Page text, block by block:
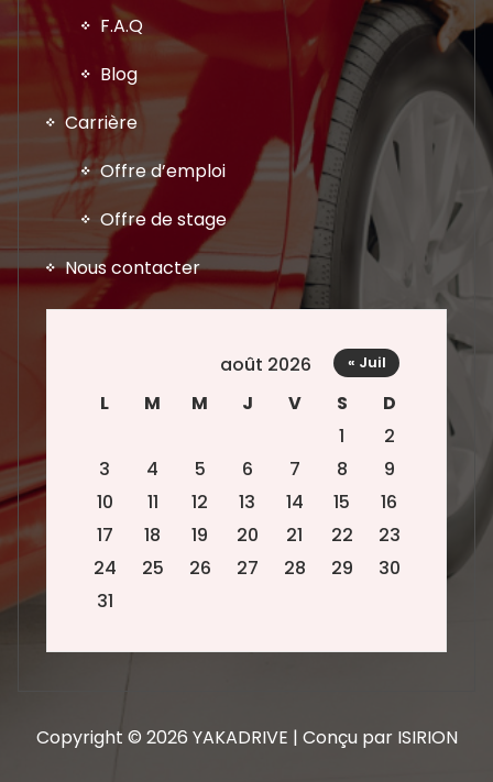
F.A.Q
Blog
Carrière
Offre d’emploi
Offre de stage
Nous contacter
août 2026
L
M M J V S
D
1
2
3
4 5 6 7 8
9
10
11 12 13 14 15
16
17
18 19 20 21 22
23
24
25 26 27 28 29
30
31
« Juil
Copyright © 2026 YAKADRIVE | Conçu par ISIRION